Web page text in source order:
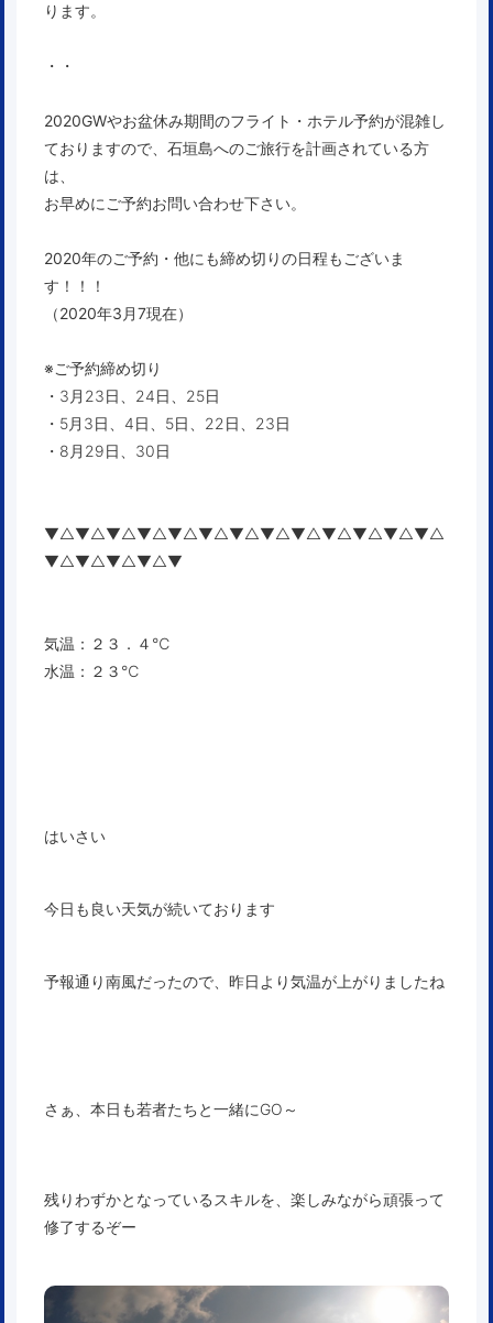
ります。
・・
2020GWやお盆休み期間のフライト・ホテル予約が混雑し
ておりますので、石垣島へのご旅行を計画されている方
は、
お早めにご予約お問い合わせ下さい。
2020年のご予約・他にも締め切りの日程もございま
す！！！
（2020年3月7現在）
※ご予約締め切り
・3月23日、24日、25日
・5月3日、4日、5日、22日、23日
・8月29日、30日
▼△▼△▼△▼△▼△▼△▼△▼△▼△▼△▼△▼△▼△
▼△▼△▼△▼△▼
気温：２３．４℃
水温：２３℃
はいさい
今日も良い天気が続いております
予報通り南風だったので、昨日より気温が上がりましたね
さぁ、本日も若者たちと一緒にGO～
残りわずかとなっているスキルを、楽しみながら頑張って
修了するぞー